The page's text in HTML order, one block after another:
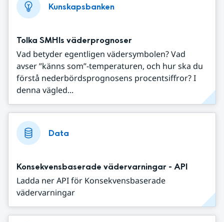
Kunskapsbanken
Tolka SMHIs väderprognoser
Vad betyder egentligen vädersymbolen? Vad
avser ”känns som”-temperaturen, och hur ska du
förstå nederbördsprognosens procentsiffror? I
denna vägled...
Data
Konsekvensbaserade vädervarningar - API
Ladda ner API för Konsekvensbaserade
vädervarningar